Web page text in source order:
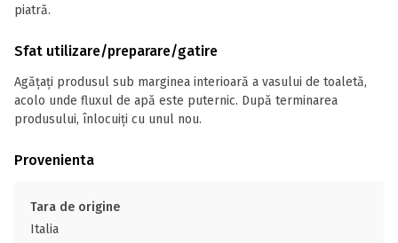
piatră.
Sfat utilizare/preparare/gatire
Agățați produsul sub marginea interioară a vasului de toaletă,
acolo unde fluxul de apă este puternic. După terminarea
produsului, înlocuiți cu unul nou.
Provenienta
Tara de origine
Italia